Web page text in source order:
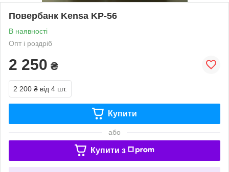
Повербанк Kensa KP-56
В наявності
Опт і роздріб
2 250 ₴
2 200 ₴ від 4 шт.
Купити
або
Купити з